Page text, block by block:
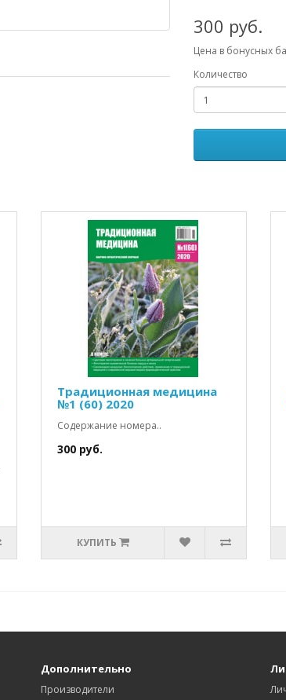
300 руб.
Цена в бонусных
Количество
Традиционная медицина
№1 (60) 2020
Содержание номера..
300 руб.
КУПИТЬ
Дополнительно
Производители